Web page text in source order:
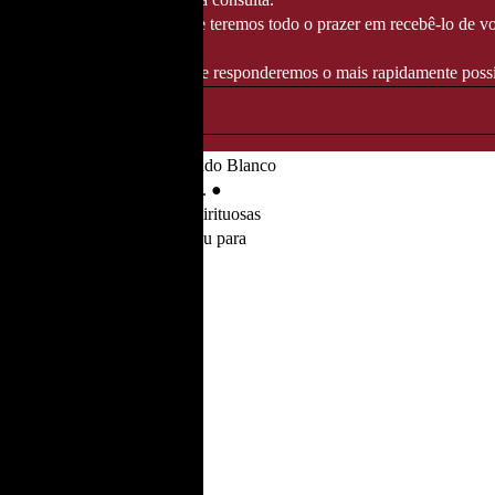
, altura em que teremos todo o prazer em recebê-lo de
info@fozgourmet.com e responderemos o mais rapidamente
azul de Jalisco, apresentando Blanco
pela sua profundidade. ●
de cobre e as bebidas espirituosas
Ideal para beber puro ou para